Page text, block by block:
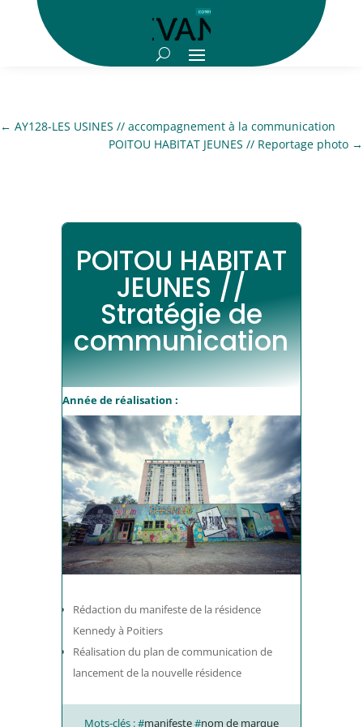
← AY128-LES USINES // accompagnement à la communication
POITOU HABITAT JEUNES // Reportage photo →
POITOU HABITAT
JEUNES //
Stratégie de
communication
Année de réalisation :
Rédaction du manifeste de la résidence
Kennedy à Poitiers
Réalisation du plan de communication de
lancement de la nouvelle résidence
Mots-clés : #manifeste#nom de marque